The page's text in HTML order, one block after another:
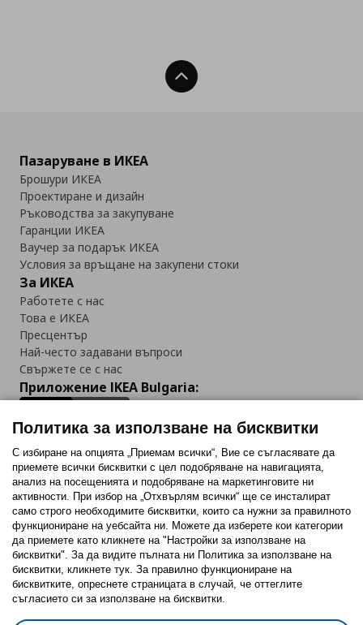
Нагоре
Пазаруване в ИКЕА
Брошури ИКЕА
Проектиране и дизайн
Ръководства за закупуване
Гаранции ИКЕА
Ваучер за подарък ИКЕА
Условия за връщане на закупени стоки
За ИКЕА
Работете с нас
Това е ИКЕА
Пресцентър
Най-често задавани въпроси
Свържете се с нас
Приложение IKEA Bulgaria:
Последвайте ни:
FacebookTwitterYoutubePinterestInstagram
Политика за използване на бисквитки (Cookies)
Избор на настройки за използване на бисквитки
Политика за използване на бисквитки
С избиране на опцията „Приемам всички“, Вие се съгласявате да
приемете всички бисквитки с цел подобряване на навигацията,
анализ на посещенията и подобряване на маркетинговите ни
активности. При избор на „Отхвърлям всички“ ще се инсталират
само строго необходимитe бисквитки, които са нужни за правилното
функциониране на уебсайта ни. Можете да изберете кои категории
да приемете като кликнете на "Настройки за използване на
бисквитки". За да видите пълната ни Политика за използване на
бисквитки, кликнете тук. За правилно функциониране на
бисквитките, опреснете страницата в случай, че оттеглите
съгласието си за използване на бисквитки.